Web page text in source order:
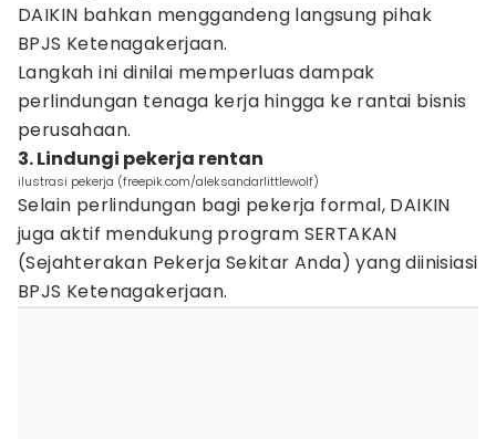
DAIKIN bahkan menggandeng langsung pihak
BPJS Ketenagakerjaan.
Langkah ini dinilai memperluas dampak
perlindungan tenaga kerja hingga ke rantai bisnis
perusahaan.
3. Lindungi pekerja rentan
ilustrasi pekerja (freepik.com/aleksandarlittlewolf)
Selain perlindungan bagi pekerja formal, DAIKIN
juga aktif mendukung program SERTAKAN
(Sejahterakan Pekerja Sekitar Anda) yang diinisiasi
BPJS Ketenagakerjaan.